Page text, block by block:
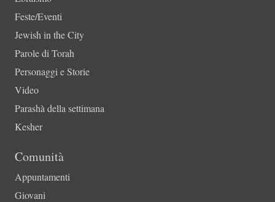
Feste/Eventi
Jewish in the City
Parole di Torah
Personaggi e Storie
Video
Parashà della settimana
Kesher
Comunità
Appuntamenti
Giovani